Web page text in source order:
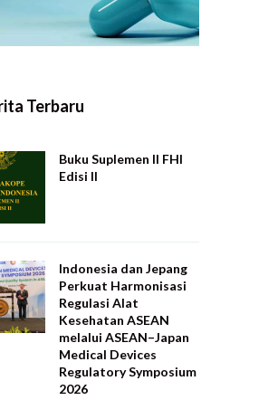
Terbaru
Buku Suplemen II FHI
Edisi II
Indonesia dan Jepang
Perkuat Harmonisasi
Regulasi Alat
Kesehatan ASEAN
melalui ASEAN–Japan
Medical Devices
Regulatory Symposium
2026